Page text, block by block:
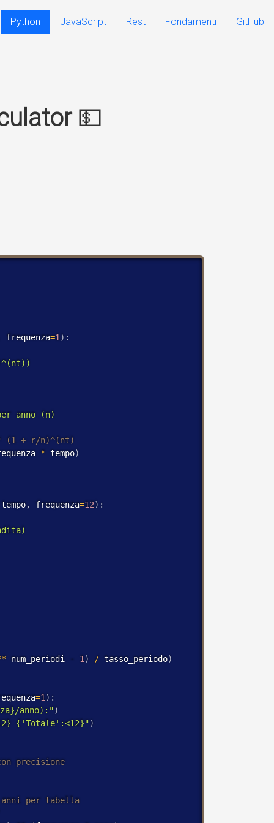
Python JavaScript Rest Fondamenti GitHub
💵
frequenza=1 ) :
anno (n)
* tempo)
tempo, frequenza=12) :
* num_periodi - 1 ) / tasso_periodo)
=1 ) :
anno):")
{'Totale':<12}")
# Uso del float per il capitale per tenere traccia con precisione
# Max 20 anni per tabella